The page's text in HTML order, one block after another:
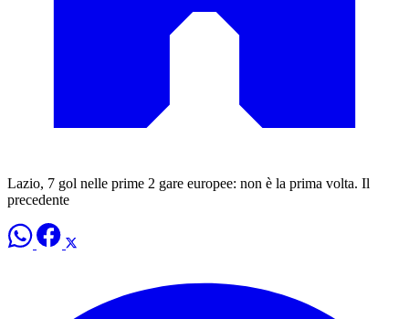
Lazio, 7 gol nelle prime 2 gare europee: non è la prima volta. Il
precedente